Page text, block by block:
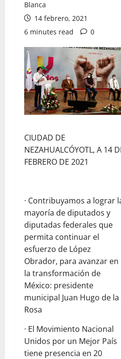
Blanca
14 febrero, 2021
6 minutes read
0
CIUDAD DE
NEZAHUALCÓYOTL, A 14
FEBRERO DE 2021
· Contribuyamos a lograr
mayoría de diputados y
diputadas federales que
permita continuar el
esfuerzo de López
Obrador, para avanzar en
la transformación de
México: presidente
municipal Juan Hugo de la
Rosa
· El Movimiento Nacional
Unidos por un Mejor País
tiene presencia en 20